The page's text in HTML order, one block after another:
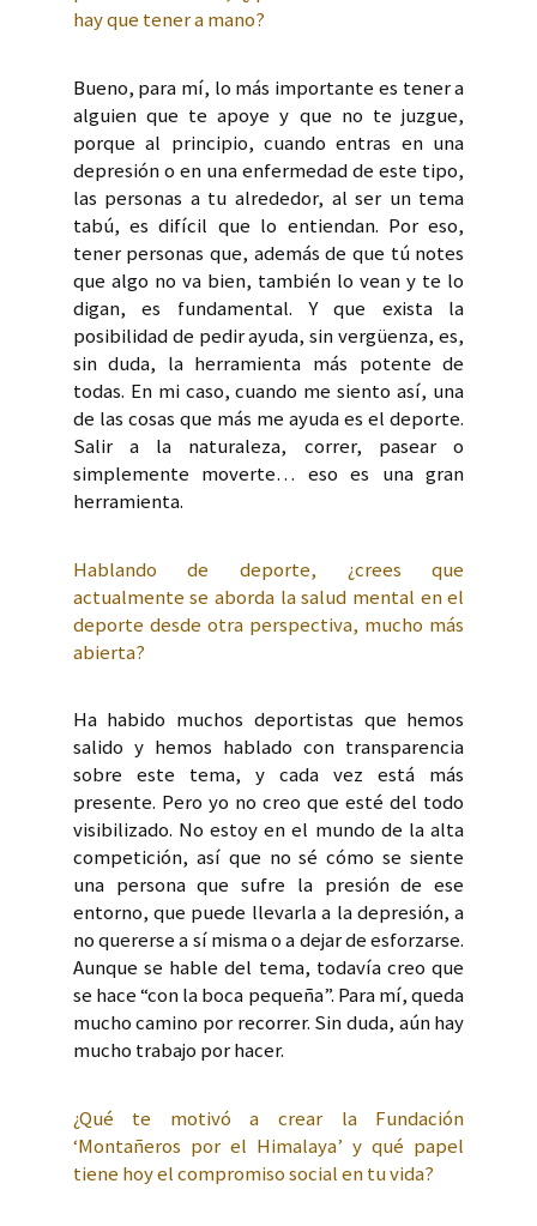
hay que tener a mano?
Bueno, para mí, lo más importante es tener a
alguien que te apoye y que no te juzgue,
porque al principio, cuando entras en una
depresión o en una enfermedad de este tipo,
las personas a tu alrededor, al ser un tema
tabú, es difícil que lo entiendan. Por eso,
tener personas que, además de que tú notes
que algo no va bien, también lo vean y te lo
digan, es fundamental. Y que exista la
posibilidad de pedir ayuda, sin vergüenza, es,
sin duda, la herramienta más potente de
todas. En mi caso, cuando me siento así, una
de las cosas que más me ayuda es el deporte.
Salir a la naturaleza, correr, pasear o
simplemente moverte… eso es una gran
herramienta.
Hablando de deporte, ¿crees que
actualmente se aborda la salud mental en el
deporte desde otra perspectiva, mucho más
abierta?
Ha habido muchos deportistas que hemos
salido y hemos hablado con transparencia
sobre este tema, y cada vez está más
presente. Pero yo no creo que esté del todo
visibilizado. No estoy en el mundo de la alta
competición, así que no sé cómo se siente
una persona que sufre la presión de ese
entorno, que puede llevarla a la depresión, a
no quererse a sí misma o a dejar de esforzarse.
Aunque se hable del tema, todavía creo que
se hace “con la boca pequeña”. Para mí, queda
mucho camino por recorrer. Sin duda, aún hay
mucho trabajo por hacer.
¿Qué te motivó a crear la Fundación
‘Montañeros por el Himalaya’ y qué papel
tiene hoy el compromiso social en tu vida?